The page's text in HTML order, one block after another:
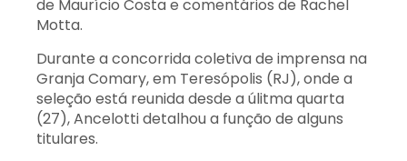
de Maurício Costa e comentários de Rachel
Motta.
Durante a concorrida coletiva de imprensa na
Granja Comary, em Teresópolis (RJ), onde a
seleção está reunida desde a úlitma quarta
(27), Ancelotti detalhou a função de alguns
titulares.